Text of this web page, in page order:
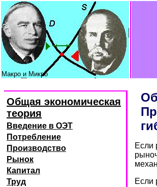
Макро и Микро
Общая экономическая
теория
Введение в ОЭТ
Потребление
Производство
Рынок
Капитал
Труд
Если
Если